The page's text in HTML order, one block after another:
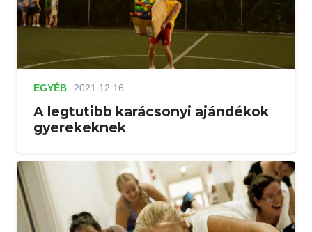
EGYÉB 2021.12.16.
A legtutibb karácsonyi ajándékok
gyerekeknek